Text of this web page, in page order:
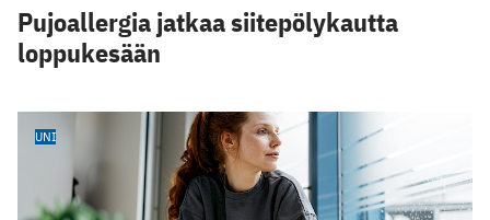
Pujoallergia jatkaa siitepölykautta
loppukesään
UNI